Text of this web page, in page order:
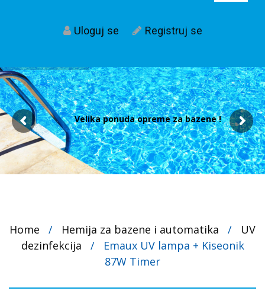
Uloguj se Registruj se
Velika ponuda opreme za bazene !
Home / Hemija za bazene i automatika /
UV
dezinfekcija
/
Emaux UV lampa + Kiseonik
87W Timer